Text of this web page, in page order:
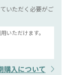
いただく必要がご
いただけます。
購入について